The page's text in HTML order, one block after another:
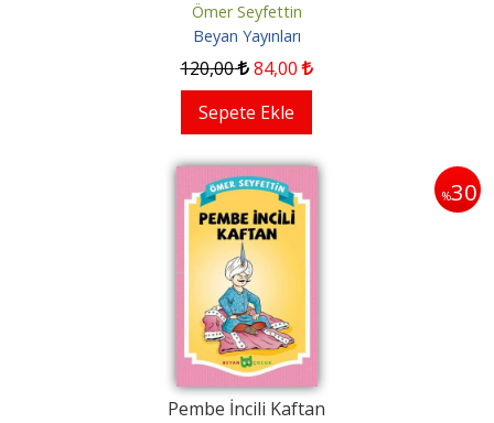
Ömer Seyfettin
Beyan Yayınları
120,00 84,00
Sepete Ekle
%30
Pembe İncili Kaftan